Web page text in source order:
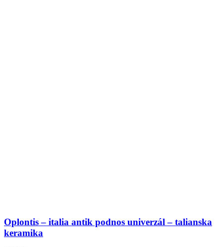
Oplontis – italia antik podnos univerzál – talianska
keramika